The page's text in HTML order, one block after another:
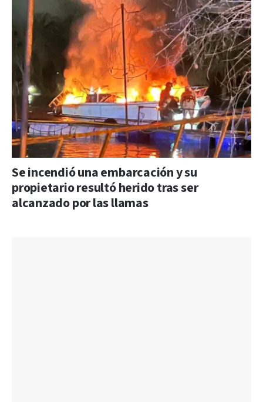
Se incendió una embarcación y su
propietario resultó herido tras ser
alcanzado por las llamas